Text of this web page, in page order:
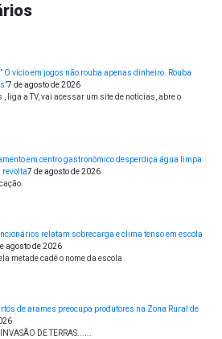
O vício em jogos não rouba apenas dinheiro. Rouba
7 de agosto de 2026
liga a TV, vai acessar um site de notícias, abre o
em centro gastronômico desperdiça água limpa
revolta7 de agosto de 2026
relatam sobrecarga e clima tenso em escola
agosto de 2026
metade cadê o nome da escola
de arames preocupa produtores na Zona Rural de
DE TERRAS......